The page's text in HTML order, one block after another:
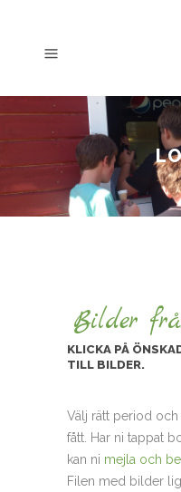
Bilder
KLICKA PÅ
TILL BILDER.
Välj rätt period
fått. Har ni tappat
kan ni mejla och
Filen med bilder